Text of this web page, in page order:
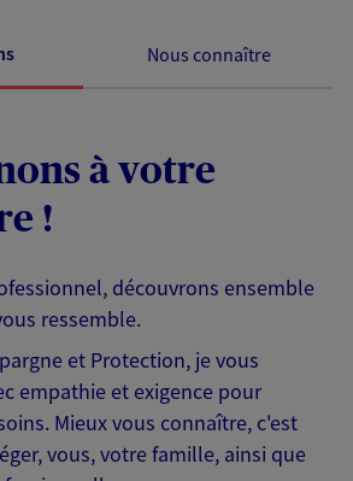
Nous connaître
à votre
!
découvrons ensemble
ressemble.
et Protection, je vous
empathie et exigence pour
Mieux vous connaître, c'est
vous, votre famille, ainsi que